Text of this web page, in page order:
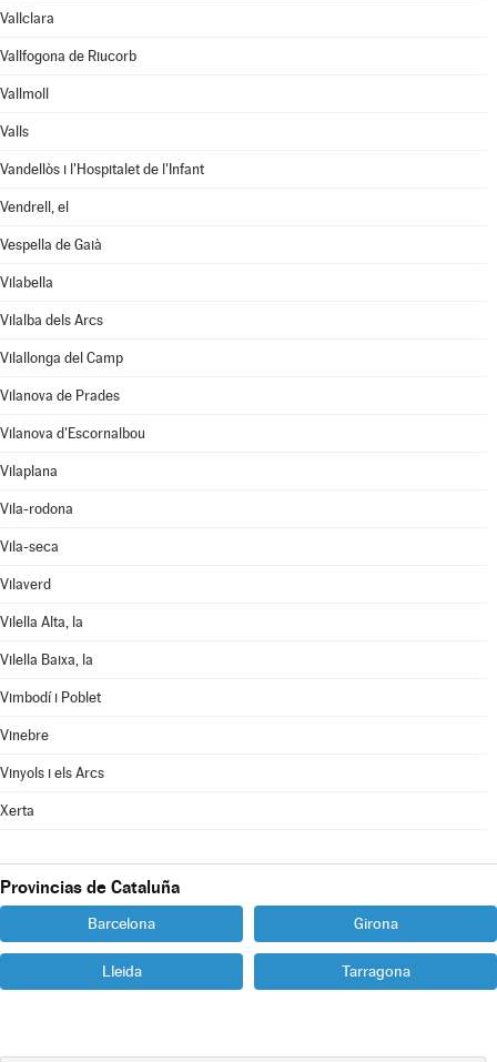
Vallclara
Vallfogona de Riucorb
Vallmoll
Valls
Vandellòs i l'Hospitalet de l'Infant
Vendrell, el
Vespella de Gaià
Vilabella
Vilalba dels Arcs
Vilallonga del Camp
Vilanova de Prades
Vilanova d'Escornalbou
Vilaplana
Vila-rodona
Vila-seca
Vilaverd
Vilella Alta, la
Vilella Baixa, la
Vimbodí i Poblet
Vinebre
Vinyols i els Arcs
Xerta
Provincias de Cataluña
Barcelona Girona
Lleida Tarragona